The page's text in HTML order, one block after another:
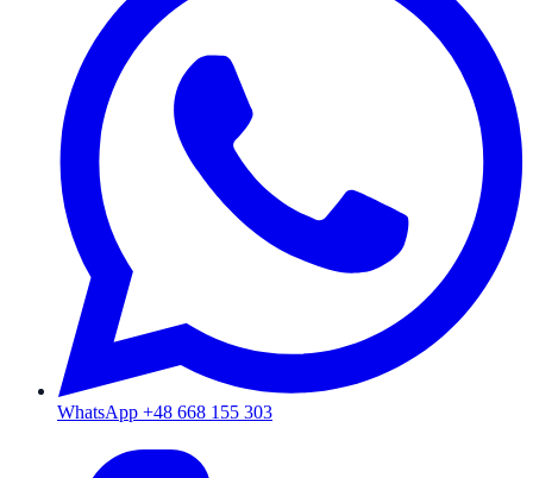
WhatsApp +48 668 155 303